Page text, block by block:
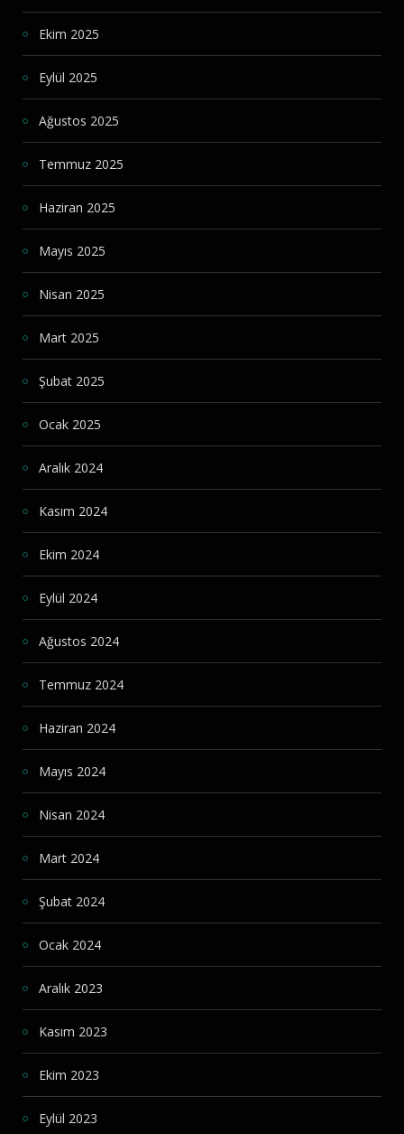
Ekim 2025
Eylül 2025
Ağustos 2025
Temmuz 2025
Haziran 2025
Mayıs 2025
Nisan 2025
Mart 2025
Şubat 2025
Ocak 2025
Aralık 2024
Kasım 2024
Ekim 2024
Eylül 2024
Ağustos 2024
Temmuz 2024
Haziran 2024
Mayıs 2024
Nisan 2024
Mart 2024
Şubat 2024
Ocak 2024
Aralık 2023
Kasım 2023
Ekim 2023
Eylül 2023